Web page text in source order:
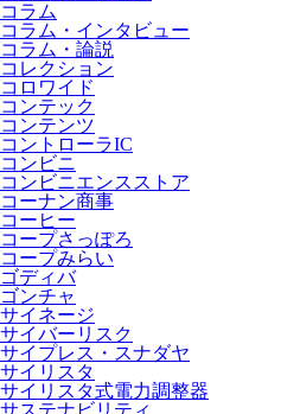
コラム
コラム・インタビュー
コラム・論説
コレクション
コロワイド
コンテック
コンテンツ
コントローラIC
コンビニ
コンビニエンスストア
コーナン商事
コーヒー
コープさっぽろ
コープみらい
ゴディバ
ゴンチャ
サイネージ
サイバーリスク
サイプレス・スナダヤ
サイリスタ
サイリスタ式電力調整器
サステナビリティ